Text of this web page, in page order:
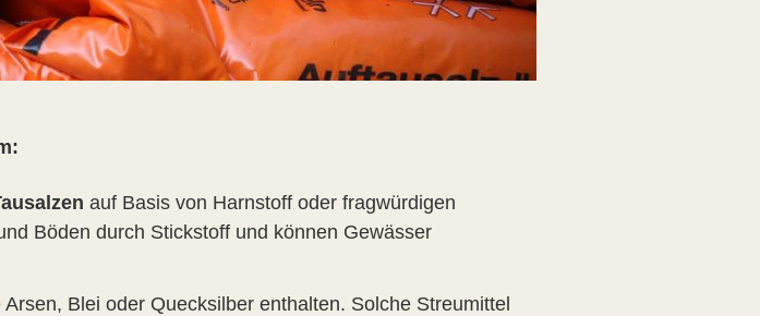
auf Basis von Harnstoff oder fragwürdigen
Böden durch Stickstoff und können Gewässer
Blei oder Quecksilber enthalten. Solche Streumittel